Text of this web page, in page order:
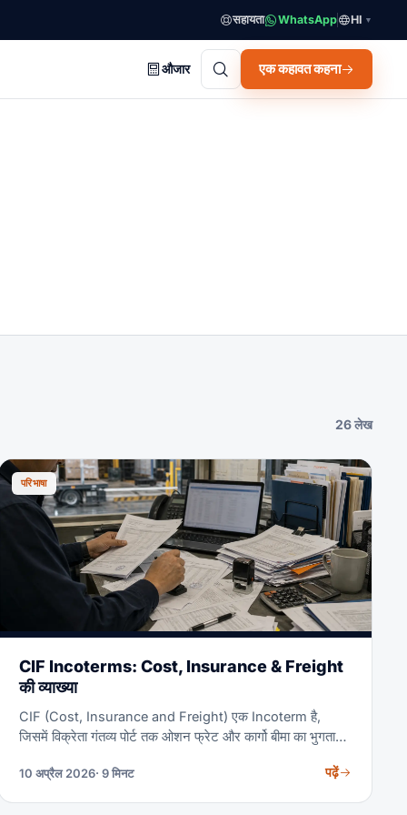
सहायता WhatsApp HI ▼
औजार एक कहावत कहना
26 लेख
परिभाषा
CIF Incoterms: Cost, Insurance & Freight
की व्याख्या
CIF (Cost, Insurance and Freight) एक Incoterm है,
जिसमें विक्रेता गंतव्य पोर्ट तक ओशन फ्रेट और कार्गो बीमा का भुगतान
मूल पोर्ट पर जहाज़ पर लोड किया जाता है — आगमन पर नहीं। CIF सी
10 अप्रैल 2026· 9 मिनट पढ़ें